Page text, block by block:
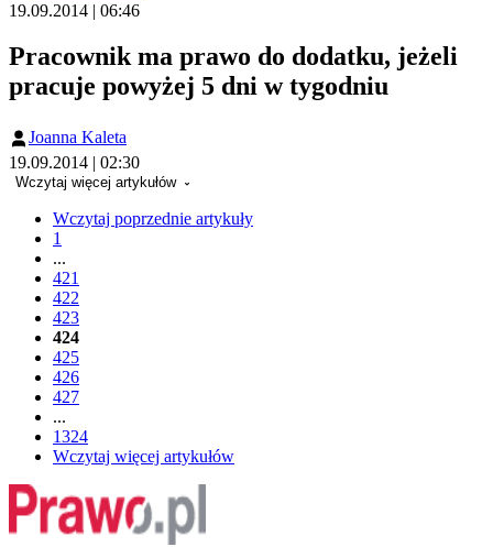
19.09.2014 | 06:46
Pracownik ma prawo do dodatku, jeżeli
pracuje powyżej 5 dni w tygodniu
Joanna Kaleta
19.09.2014 | 02:30
Wczytaj więcej artykułów
Wczytaj poprzednie artykuły
1
...
421
422
423
424
425
426
427
...
1324
Wczytaj więcej artykułów